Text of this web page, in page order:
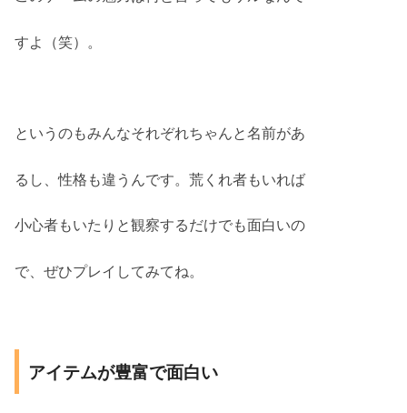
すよ（笑）。
というのもみんなそれぞれちゃんと名前があ
るし、性格も違うんです。荒くれ者もいれば
小心者もいたりと観察するだけでも面白いの
で、ぜひプレイしてみてね。
アイテムが豊富で面白い